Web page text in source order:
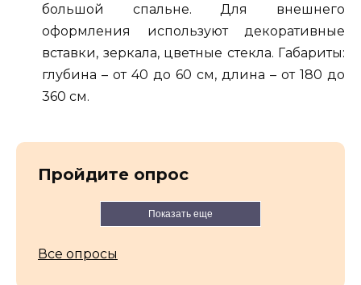
большой спальне. Для внешнего
оформления используют декоративные
вставки, зеркала, цветные стекла. Габариты:
глубина – от 40 до 60 см, длина – от 180 до
360 см.
Пройдите опрос
Показать еще
Все опросы